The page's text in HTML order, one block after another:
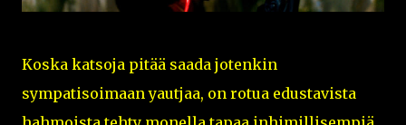
Koska katsoja pitää saada jotenkin
sympatisoimaan yautjaa, on rotua edustavista